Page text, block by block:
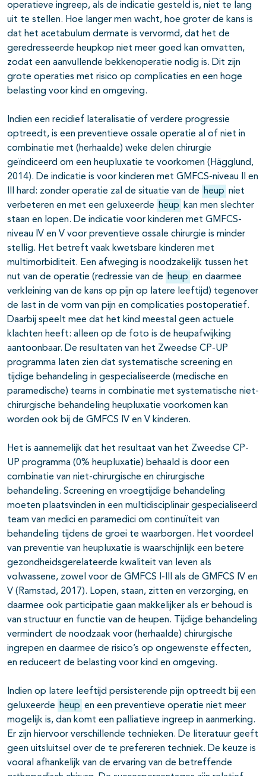
operatieve ingreep, als de indicatie gesteld is, niet te lang
uit te stellen. Hoe langer men wacht, hoe groter de kans is
dat het acetabulum dermate is vervormd, dat het de
geredresseerde heupkop niet meer goed kan omvatten,
zodat een aanvullende bekkenoperatie nodig is. Dit zijn
grote operaties met risico op complicaties en een hoge
belasting voor kind en omgeving.
Indien een recidief lateralisatie of verdere progressie
optreedt, is een preventieve ossale operatie al of niet in
combinatie met (herhaalde) weke delen chirurgie
geïndiceerd om een heupluxatie te voorkomen (Hägglund,
2014). De indicatie is voor kinderen met GMFCS-niveau II en
III hard: zonder operatie zal de situatie van de
heup niet
verbeteren en met een geluxeerde
heup
kan men slechter
staan en lopen. De indicatie voor kinderen met GMFCS-
niveau IV en V voor preventieve ossale chirurgie is minder
stellig. Het betreft vaak kwetsbare kinderen met
multimorbiditeit. Een afweging is noodzakelijk tussen het
nut van de operatie (redressie van de
heup en daarmee
verkleining van de kans op pijn op latere leeftijd) tegenover
de last in de vorm van pijn en complicaties postoperatief.
Daarbij speelt mee dat het kind meestal geen actuele
klachten heeft: alleen op de foto is de heupafwijking
aantoonbaar. De resultaten van het Zweedse CP-UP
programma laten zien dat systematische screening en
tijdige behandeling in gespecialiseerde (medische en
paramedische) teams in combinatie met systematische niet-
chirurgische behandeling heupluxatie voorkomen kan
worden ook bij de GMFCS IV en V kinderen.
Het is aannemelijk dat het resultaat van het Zweedse CP-
UP programma (0% heupluxatie) behaald is door een
combinatie van niet-chirurgische en chirurgische
behandeling. Screening en vroegtijdige behandeling
moeten plaatsvinden in een multidisciplinair gespecialiseerd
team van medici en paramedici om continuïteit van
behandeling tijdens de groei te waarborgen. Het voordeel
van preventie van heupluxatie is waarschijnlijk een betere
gezondheidsgerelateerde kwaliteit van leven als
volwassene, zowel voor de GMFCS I-III als de GMFCS IV en
V (Ramstad, 2017). Lopen, staan, zitten en verzorging, en
daarmee ook participatie gaan makkelijker als er behoud is
van structuur en functie van de heupen. Tijdige behandeling
vermindert de noodzaak voor (herhaalde) chirurgische
ingrepen en daarmee de risico’s op ongewenste effecten,
en reduceert de belasting voor kind en omgeving.
Indien op latere leeftijd persisterende pijn optreedt bij een
geluxeerde
heup en een preventieve operatie niet meer
mogelijk is, dan komt een palliatieve ingreep in aanmerking.
Er zijn hiervoor verschillende technieken. De literatuur geeft
geen uitsluitsel over de te prefereren techniek. De keuze is
vooral afhankelijk van de ervaring van de betreffende